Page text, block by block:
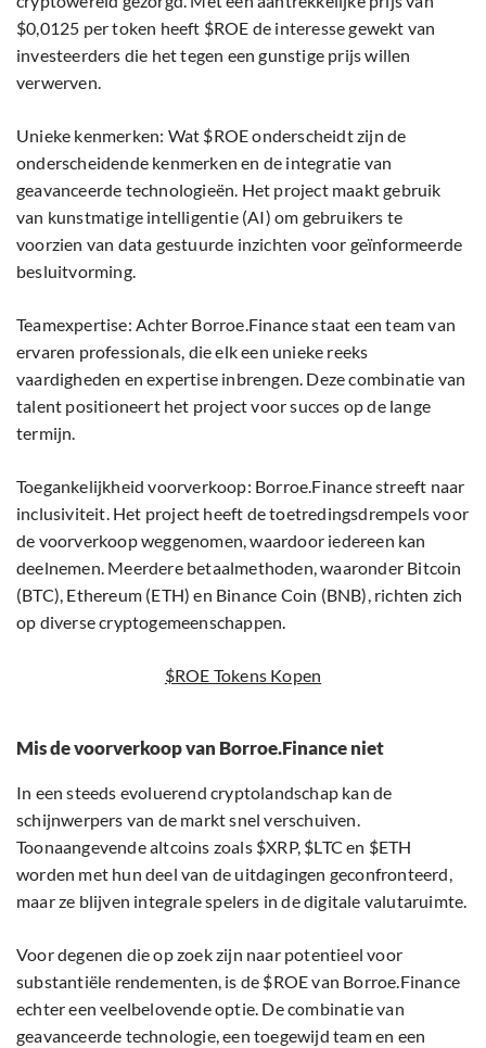
$0,0125 per token heeft $ROE de interesse gewekt van
investeerders die het tegen een gunstige prijs willen
verwerven.
Unieke kenmerken: Wat $ROE onderscheidt zijn de
onderscheidende kenmerken en de integratie van
geavanceerde technologieën. Het project maakt gebruik
van kunstmatige intelligentie (AI) om gebruikers te
voorzien van data gestuurde inzichten voor geïnformeerde
besluitvorming.
Teamexpertise: Achter Borroe.Finance staat een team van
ervaren professionals, die elk een unieke reeks
vaardigheden en expertise inbrengen. Deze combinatie van
talent positioneert het project voor succes op de lange
termijn.
Toegankelijkheid voorverkoop: Borroe.Finance streeft naar
inclusiviteit. Het project heeft de toetredingsdrempels voor
de voorverkoop weggenomen, waardoor iedereen kan
deelnemen. Meerdere betaalmethoden, waaronder Bitcoin
(BTC), Ethereum (ETH) en Binance Coin (BNB), richten zich
op diverse cryptogemeenschappen.
$ROE Tokens Kopen
Mis de voorverkoop van Borroe.Finance niet
In een steeds evoluerend cryptolandschap kan de
schijnwerpers van de markt snel verschuiven.
Toonaangevende altcoins zoals $XRP, $LTC en $ETH
worden met hun deel van de uitdagingen geconfronteerd,
maar ze blijven integrale spelers in de digitale valutaruimte.
Voor degenen die op zoek zijn naar potentieel voor
substantiële rendementen, is de $ROE van Borroe.Finance
echter een veelbelovende optie. De combinatie van
geavanceerde technologie, een toegewijd team en een